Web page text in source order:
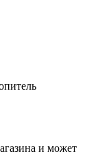
и может